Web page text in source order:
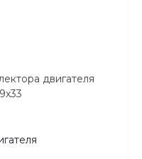
двигателя